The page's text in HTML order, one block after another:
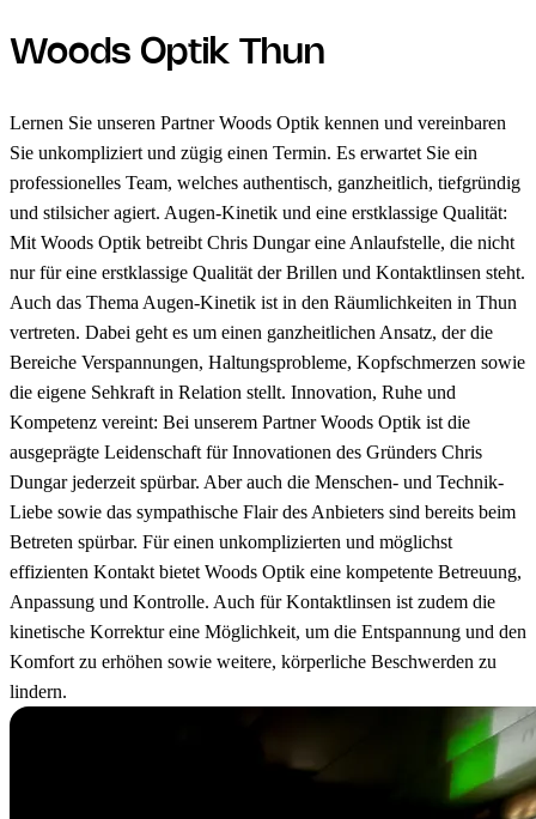
Woods Optik Thun
Lernen Sie unseren Partner Woods Optik kennen und vereinbaren
Sie unkompliziert und zügig einen Termin. Es erwartet Sie ein
professionelles Team, welches authentisch, ganzheitlich, tiefgründig
und stilsicher agiert. Augen-Kinetik und eine erstklassige Qualität:
Mit Woods Optik betreibt Chris Dungar eine Anlaufstelle, die nicht
nur für eine erstklassige Qualität der Brillen und Kontaktlinsen steht.
Auch das Thema Augen-Kinetik ist in den Räumlichkeiten in Thun
vertreten. Dabei geht es um einen ganzheitlichen Ansatz, der die
Bereiche Verspannungen, Haltungsprobleme, Kopfschmerzen sowie
die eigene Sehkraft in Relation stellt. Innovation, Ruhe und
Kompetenz vereint: Bei unserem Partner Woods Optik ist die
ausgeprägte Leidenschaft für Innovationen des Gründers Chris
Dungar jederzeit spürbar. Aber auch die Menschen- und Technik-
Liebe sowie das sympathische Flair des Anbieters sind bereits beim
Betreten spürbar. Für einen unkomplizierten und möglichst
effizienten Kontakt bietet Woods Optik eine kompetente Betreuung,
Anpassung und Kontrolle. Auch für Kontaktlinsen ist zudem die
kinetische Korrektur eine Möglichkeit, um die Entspannung und den
Komfort zu erhöhen sowie weitere, körperliche Beschwerden zu
lindern.